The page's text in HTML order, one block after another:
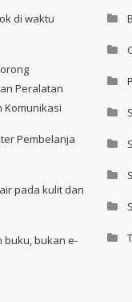
di waktu
Peralatan
Komunikasi
Pembelanja
pada kulit dan
buku, bukan e-